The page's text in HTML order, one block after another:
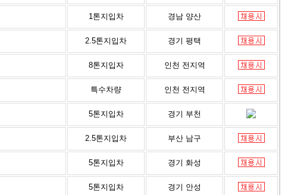
1톤지입차 경남 양산
2.5톤지입차 경기 평택
8톤지입자 인천 전지역
특수차량 인천 전지역
5톤지입차 경기 부천
2.5톤지입차 부산 남구
5톤지입차 경기 화성
5톤지입차 경기 안성